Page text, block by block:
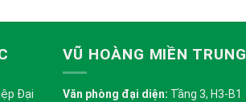
Đại
VŨ HOÀNG MIỀN TRUNG
Văn phòng đại diện: Tầng 3, H3-B1